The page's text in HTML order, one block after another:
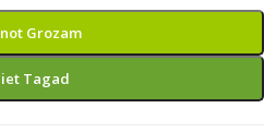
Grozam
Tagad